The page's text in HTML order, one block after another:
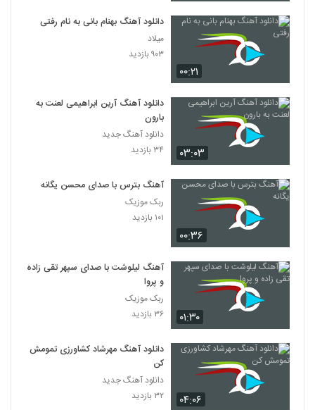
۰۰:۲۱
دانلود آهنگ بهنام بانی به نام رفتی
میلاد
۹۰۳ بازدید
۰۳:۰۳
دانلود آهنگ آرین ابراهیمی لعنت به
بارون
دانلود آهنگ جدید
۳۴ بازدید
۰۰:۳۶
آهنگ بترس با صدای محسن یگانه
ربک موزیک
۱۰۱ بازدید
۰۱:۳۰
آهنگ لیلوشت با صدای سپهر تقی زاده
و پروا
ربک موزیک
۳۶ بازدید
۰۴:۰۶
دانلود آهنگ مهرشاد کشاورزی تمومش
کن
دانلود آهنگ جدید
۳۲ بازدید